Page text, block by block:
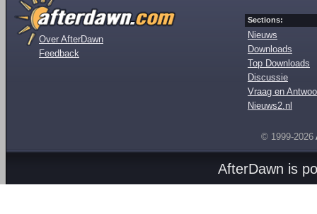
Over AfterDawn
Feedback
Sections:
Nieuws
Downloads
Top Downloads
Discussie
Vraag en
Nieuws2.nl
© 1999-2026
AfterDawn is